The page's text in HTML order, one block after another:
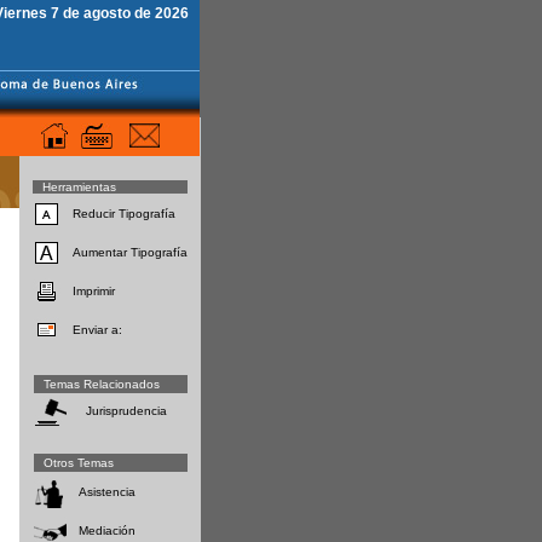
7 de agosto de 2026
Herramientas
Reducir Tipografía
Aumentar Tipografía
Imprimir
Enviar a:
Temas Relacionados
Jurisprudencia
Otros Temas
Asistencia
Mediación